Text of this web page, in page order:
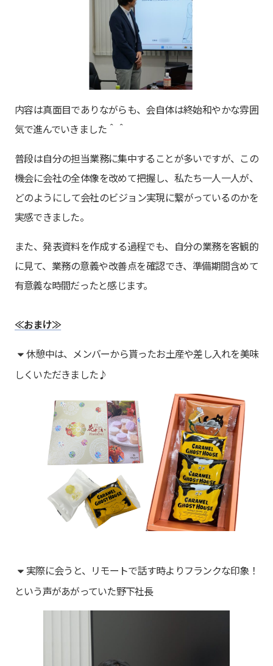
内容は真面目でありながらも、会自体は終始和やかな雰囲
気で進んでいきました＾＾
普段は自分の担当業務に集中することが多いですが、この
機会に会社の全体像を改めて把握し、私たち一人一人が、
どのようにして会社のビジョン実現に繋がっているのかを
実感できました。
また、発表資料を作成する過程でも、自分の業務を客観的
に見て、業務の意義や改善点を確認でき、準備期間含めて
有意義な時間だったと感じます。
≪おまけ≫
休憩中は、メンバーから貰ったお土産や差し入れを美味
しくいただきました♪
実際に会うと、リモートで話す時よりフランクな印象！
という声があがっていた野下社長